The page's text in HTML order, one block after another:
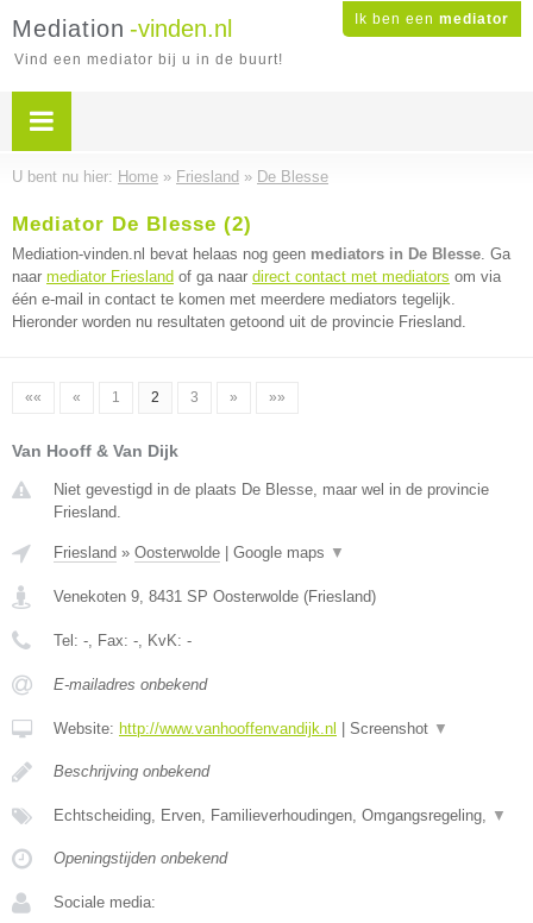
Ik ben een mediator
Mediation -vinden.nl
Vind een mediator bij u in de buurt!
U bent nu hier: Home » Friesland » De Blesse
Mediator De Blesse (2)
Mediation-vinden.nl bevat helaas nog geen mediators in De Blesse. Ga
naar mediator Friesland of ga naar direct contact met mediators om via
één e-mail in contact te komen met meerdere mediators tegelijk.
Hieronder worden nu resultaten getoond uit de provincie Friesland.
«« « 1 2 3 » »»
Van Hooff & Van Dijk
Niet gevestigd in de plaats De Blesse, maar wel in de provincie
Friesland.
Friesland » Oosterwolde Google maps ▼
Venekoten 9, 8431 SP Oosterwolde (Friesland)
Tel: -, Fax: -, KvK: -
E-mailadres onbekend
Website: http://www.vanhooffenvandijk.nl Screenshot ▼
Beschrijving onbekend
Echtscheiding, Erven, Familieverhoudingen, Omgangsregeling, ▼
Openingstijden onbekend
Sociale media: